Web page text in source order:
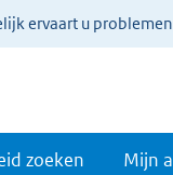
ervaart u
zoeken Mijn